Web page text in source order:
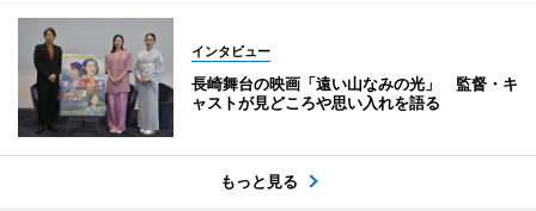
インタビュー
長崎舞台の映画「遠い山なみの光」 監督・キ
ャストが見どころや思い入れを語る
もっと見る